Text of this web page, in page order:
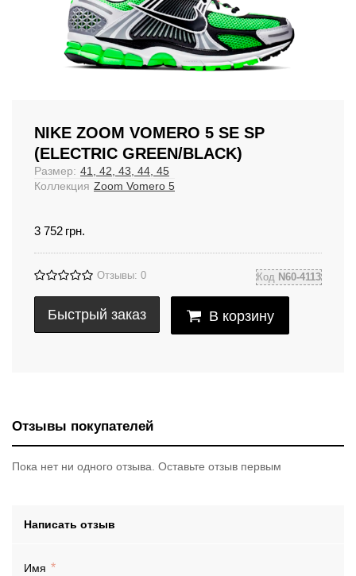
NIKE ZOOM VOMERO 5 SE SP
(ELECTRIC GREEN/BLACK)
Размер: 41, 42, 43, 44, 45
Коллекция Zoom Vomero 5
3 752 грн.
Отзывы: 0 Код N60-4113
Быстрый заказ В корзину
Отзывы покупателей
Пока нет ни одного отзыва. Оставьте отзыв первым
Написать отзыв
Имя